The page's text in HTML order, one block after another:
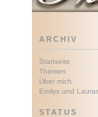
ARCHIV
Startseite
Themen
Über mich
Emilys und
STATUS